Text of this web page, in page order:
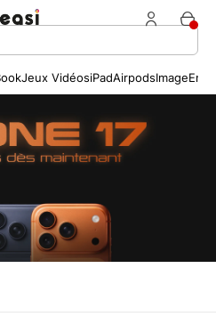
Jeux VidéosiPadAirpodsImage